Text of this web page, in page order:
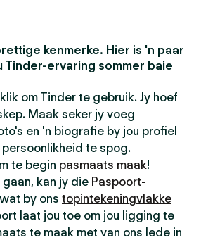
kenmerke. Hier is 'n paar
Tinder-ervaring sommer baie
om Tinder te gebruik. Jy hoef
Maak seker jy voeg
en 'n biografie by jou profiel
te spog.
te begin pasmaats maak!
kan jy die Paspoort-
by ons topintekeningvlakke
laat jou toe om jou ligging te
te maak met van ons lede in